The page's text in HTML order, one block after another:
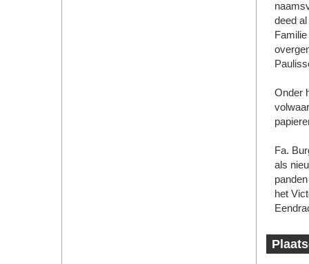
deed
Onder
Fa.
als
het